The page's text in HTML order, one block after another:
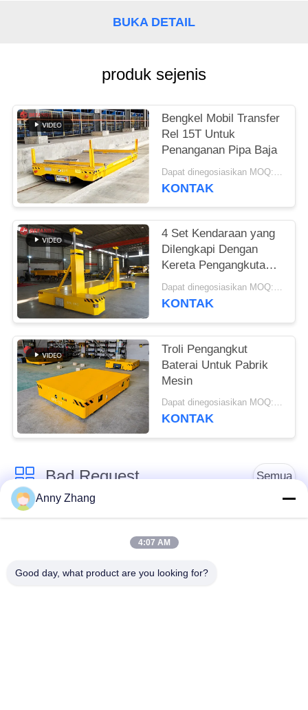
BUKA DETAIL
produk sejenis
Bengkel Mobil Transfer
Rel 15T Untuk
Penanganan Pipa Baja
Dapat dinegosiasikan MOQ:1 Set / set
KONTAK
4 Set Kendaraan yang
Dilengkapi Dengan
Kereta Pengangkutan
Kereta Api yang
Disesuaikan Hand
Dapat dinegosiasikan MOQ:1 set/sets
KONTAK
Troli Pengangkut
Baterai Untuk Pabrik
Mesin
Dapat dinegosiasikan MOQ:1 Set/Set
KONTAK
Bad Request Semua
Keranjang Transfer
Troli Transfer tanpa
Track
Kendaraan
Anny Zhang
4:07 AM
Good day, what product are you looking for?